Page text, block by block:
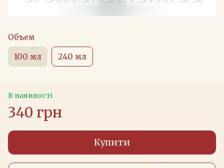
Объем
100 мл 240 мл
В наявності
340 грн
Купити